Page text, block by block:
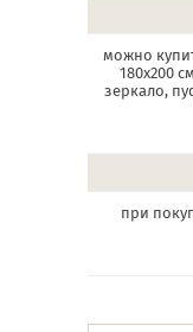
можно
180х200
зеркало,
при